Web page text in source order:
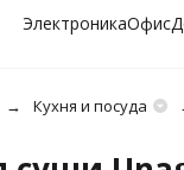
ЭлектроникаОфис
Кухня и посуда